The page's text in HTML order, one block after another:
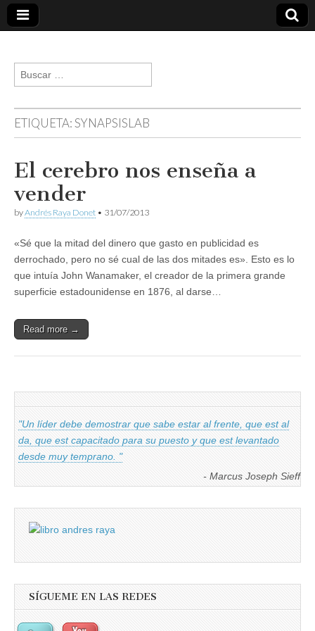
andresraya.com
gestión de
personas,
talento e
Buscar:
ETIQUETA:SYNAPSISLAB
El cerebro nos enseña a
vender
byAndrés Raya Donet • 31/07/2013
«Sé que la mitad del dinero que gasto en publicidad es
derrochado, pero no sé cual de las dos mitades es». Esto es lo
que intuía John Wanamaker, el creador de la primera grande
superficie estadounidense en 1876, al darse…
Read more →
"Un líder debe demostrar que sabe estar al frente, que est al
da, que est capacitado para su puesto y que est levantado
desde muy temprano. "
- Marcus Joseph Sieff
SÍGUEME EN LAS REDES